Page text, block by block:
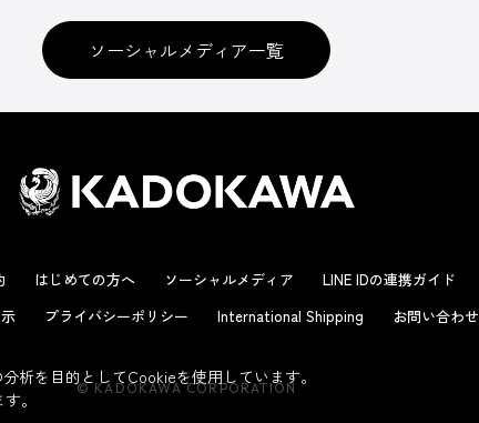
ソーシャルメディア一覧
はじめての方へ ソーシャルメディア LINE IDの連携ガイド
プライバシーポリシー International Shipping お問い合わ
© KADOKAWA CORPORATION
析を目的としてCookieを使用しています。
。